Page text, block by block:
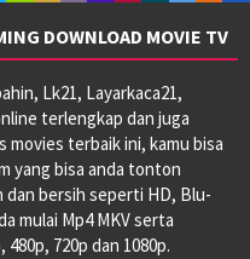
DOWNLOAD MOVIE TV
Lk21, Layarkaca21,
terlengkap dan juga
terbaik ini, kamu bisa
yang bisa anda tonton
dan bersih seperti HD, Blu-
mulai Mp4 MKV serta
720p dan 1080p.